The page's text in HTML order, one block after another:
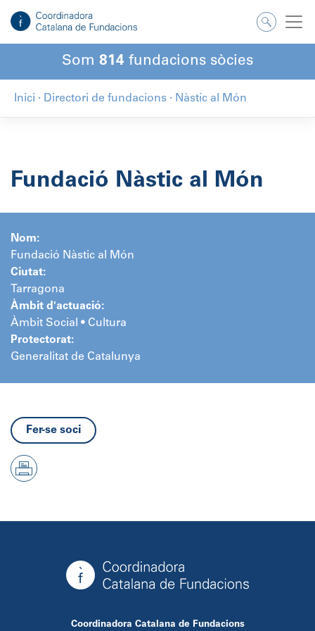
contingut
Som 814 fundacions sòcies
Inici · Directori de fundacions · Nàstic al Món
Fundació Nàstic al Món
Nom:
Fundació Nàstic al Món
Ciutat:
Tarragona
Àmbit d'actuació:
Àmbit Social • Cultura
Protectorat:
Generalitat de Catalunya
Fer-se soci
Coordinadora Catalana de Fundacions